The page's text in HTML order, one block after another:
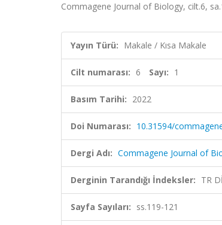
Commagene Journal of Biology, cilt.6,
Yayın Türü: Makale / Kısa Makale
Cilt numarası: 6 Sayı: 1
Basım Tarihi: 2022
Doi Numarası: 10.31594/
Dergi Adı: Commagene Journal of
Derginin Tarandığı İndeksler: TR
Sayfa Sayıları: ss.119-121